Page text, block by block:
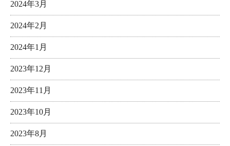
2024年3月
2024年2月
2024年1月
2023年12月
2023年11月
2023年10月
2023年8月